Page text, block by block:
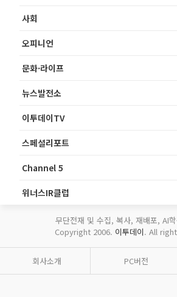
사회
오피니언
문화·라이프
뉴스발전소
이투데이TV
스페셜리포트
Channel 5
위너스IR클럽
무단전재 및 수집, 복사, 재배포, AI
Copyright 2006. 이투데이. All
회사소개 PC버전